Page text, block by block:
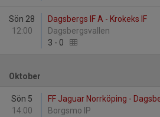
Sön 28
12:00
Dagsbergs IF A - Krokeks IF
Dagsbergsvallen
3 - 0
Oktober
Sön 5
14:00
FF Jaguar Norrköping -
Borgsmo IP